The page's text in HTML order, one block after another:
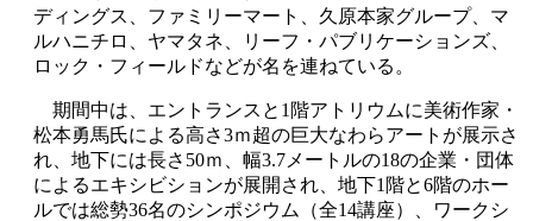
ディングス、ファミリーマート、久原本家グループ、マ
ルハニチロ、ヤマタネ、リーフ・パブリケーションズ、
ロック・フィールドなどが名を連ねている。
期間中は、エントランスと1階アトリウムに美術作家・
松本勇馬氏による高さ3ｍ超の巨大なわらアートが展示さ
れ、地下には長さ50ｍ、幅3.7メートルの18の企業・団体
によるエキシビションが展開され、地下1階と6階のホー
ルでは総勢36名のシンポジウム（全14講座）、ワークシ